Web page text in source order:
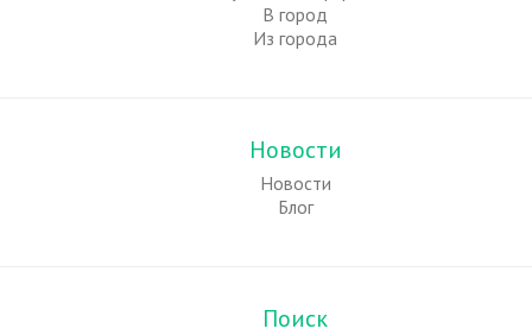
В город
Из города
Новости
Новости
Блог
Поиск